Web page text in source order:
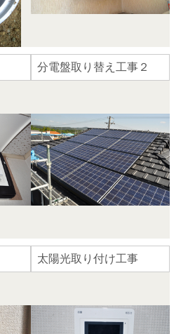
分電盤取り替え工事２
太陽光取り付け工事